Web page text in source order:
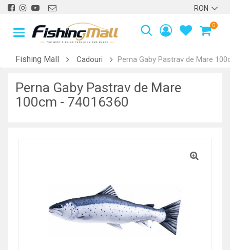
0
Fishing Mall Cadouri Perna Gaby Pastrav de Mare
Perna Gaby Pastrav de Mare
100cm - 74016360